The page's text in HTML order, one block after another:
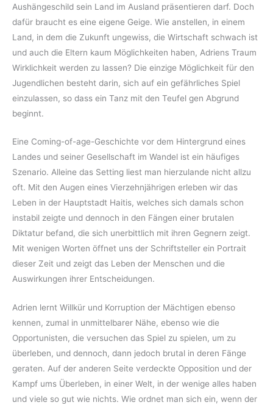
Aushängeschild sein Land im Ausland präsentieren darf. Doch
dafür braucht es eine eigene Geige. Wie anstellen, in einem
Land, in dem die Zukunft ungewiss, die Wirtschaft schwach ist
und auch die Eltern kaum Möglichkeiten haben, Adriens Traum
Wirklichkeit werden zu lassen? Die einzige Möglichkeit für den
Jugendlichen besteht darin, sich auf ein gefährliches Spiel
einzulassen, so dass ein Tanz mit den Teufel gen Abgrund
beginnt.
Eine Coming-of-age-Geschichte vor dem Hintergrund eines
Landes und seiner Gesellschaft im Wandel ist ein häufiges
Szenario. Alleine das Setting liest man hierzulande nicht allzu
oft. Mit den Augen eines Vierzehnjährigen erleben wir das
Leben in der Hauptstadt Haitis, welches sich damals schon
instabil zeigte und dennoch in den Fängen einer brutalen
Diktatur befand, die sich unerbittlich mit ihren Gegnern zeigt.
Mit wenigen Worten öffnet uns der Schriftsteller ein Portrait
dieser Zeit und zeigt das Leben der Menschen und die
Auswirkungen ihrer Entscheidungen.
Adrien lernt Willkür und Korruption der Mächtigen ebenso
kennen, zumal in unmittelbarer Nähe, ebenso wie die
Opportunisten, die versuchen das Spiel zu spielen, um zu
überleben, und dennoch, dann jedoch brutal in deren Fänge
geraten. Auf der anderen Seite verdeckte Opposition und der
Kampf ums Überleben, in einer Welt, in der wenige alles haben
und viele so gut wie nichts. Wie ordnet man sich ein, wenn der